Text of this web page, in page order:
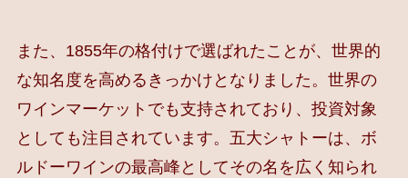
また、1855年の格付けで選ばれたことが、世界的
な知名度を高めるきっかけとなりました。世界の
ワインマーケットでも支持されており、投資対象
としても注目されています。五大シャトーは、ボ
ルドーワインの最高峰としてその名を広く知られ